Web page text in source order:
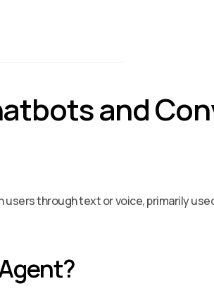
and
through text or voice, primarily